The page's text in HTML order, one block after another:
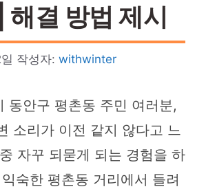
해결 방법 제시
작성자: withwinter
동안구 평촌동 주민 여러분,
소리가 이전 같지 않다고 느
자꾸 되묻게 되는 경험을 하
숙한 평촌동 거리에서 들려